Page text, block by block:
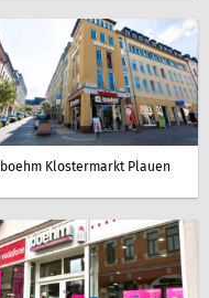
boehm Klostermarkt Plauen